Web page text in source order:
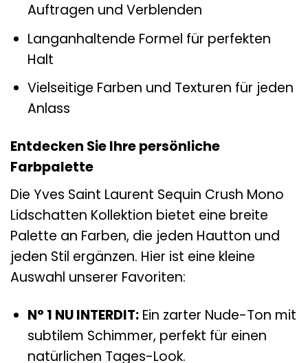
Auftragen und Verblenden
Langanhaltende Formel für perfekten
Halt
Vielseitige Farben und Texturen für jeden
Anlass
Entdecken Sie Ihre persönliche
Farbpalette
Die Yves Saint Laurent Sequin Crush Mono
Lidschatten Kollektion bietet eine breite
Palette an Farben, die jeden Hautton und
jeden Stil ergänzen. Hier ist eine kleine
Auswahl unserer Favoriten:
N° 1 NU INTERDIT:Ein zarter Nude-Ton mit
subtilem Schimmer, perfekt für einen
natürlichen Tages-Look.